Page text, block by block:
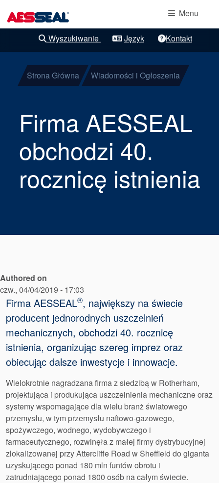
Menu
Ochrona
łożysk
Uszczelnienia
mechaniczne
Uszczelnienia
komponentów
Uszczelnienia
gazowe
dławicowe
wspomagające
uszczelnienia
Wyszukiwanie Język Kontakt
Strona Główna Wiadomości i Ogłoszenia
Firma AESSEAL
obchodzi 40.
rocznicę istnienia
Authored on
czw., 04/04/2019 - 17:03
Firma AESSEAL®, największy na świecie
producent jednorodnych uszczelnień
mechanicznych, obchodzi 40. rocznicę
istnienia, organizując szereg imprez oraz
obiecując dalsze inwestycje i innowacje.
Wielokrotnie nagradzana firma z siedzibą w Rotherham,
projektująca i produkująca uszczelnienia mechaniczne oraz
systemy wspomagające dla wielu branż światowego
przemysłu, w tym przemysłu naftowo-gazowego,
spożywczego, wodnego, wydobywczego i
farmaceutycznego, rozwinęła z małej firmy dystrybucyjnej
zlokalizowanej przy Attercliffe Road w Sheffield do giganta
uzyskującego ponad 180 mln funtów obrotu i
zatrudniającego ponad 1800 osób na całym świecie.
Wyraźne udoskonalenia